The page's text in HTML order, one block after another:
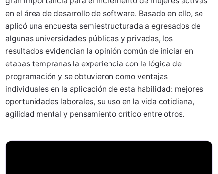
en el área de desarrollo de software. Basado en ello, se
aplicó una encuesta semiestructurada a egresados de
algunas universidades públicas y privadas, los
resultados evidencian la opinión común de iniciar en
etapas tempranas la experiencia con la lógica de
programación y se obtuvieron como ventajas
individuales en la aplicación de esta habilidad: mejores
oportunidades laborales, su uso en la vida cotidiana,
agilidad mental y pensamiento crítico entre otros.